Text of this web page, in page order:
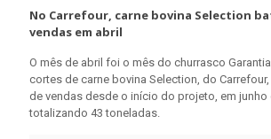
No Carrefour, carne bovina Selection
vendas em abril
O mês de abril foi o mês do churrasco
cortes de carne bovina Selection, do
de vendas desde o início do projeto, em junho
totalizando 43 toneladas.